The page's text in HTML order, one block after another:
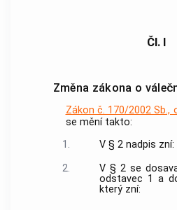
Čl. I
Změna zákona o
Zákon č. 170/2002 Sb.,
se mění takto:
1.
V § 2 nadpis zní:
2.
V § 2 se
odstavec 1 a
který zní: